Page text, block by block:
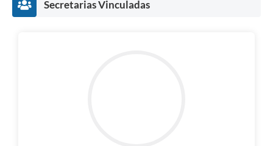
Secretarias Vinculadas